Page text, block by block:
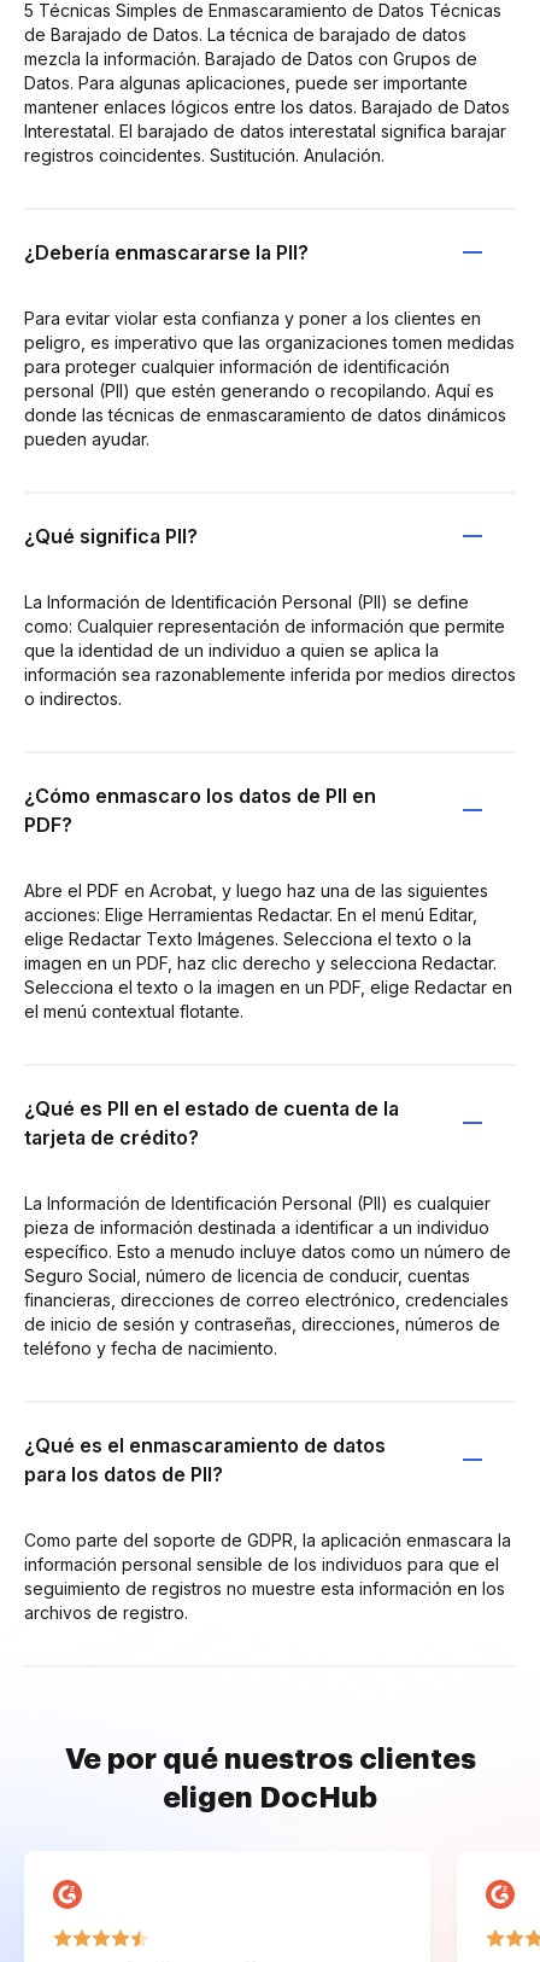
5 Técnicas Simples de Enmascaramiento de Datos Técnicas
de Barajado de Datos. La técnica de barajado de datos
mezcla la información. Barajado de Datos con Grupos de
Datos. Para algunas aplicaciones, puede ser importante
mantener enlaces lógicos entre los datos. Barajado de Datos
Interestatal. El barajado de datos interestatal significa barajar
registros coincidentes. Sustitución. Anulación.
¿Debería enmascararse la PII?
Para evitar violar esta confianza y poner a los clientes en
peligro, es imperativo que las organizaciones tomen medidas
para proteger cualquier información de identificación
personal (PII) que estén generando o recopilando. Aquí es
donde las técnicas de enmascaramiento de datos dinámicos
pueden ayudar.
¿Qué significa PII?
La Información de Identificación Personal (PII) se define
como: Cualquier representación de información que permite
que la identidad de un individuo a quien se aplica la
información sea razonablemente inferida por medios directos
o indirectos.
¿Cómo enmascaro los datos de PII en
PDF?
Abre el PDF en Acrobat, y luego haz una de las siguientes
acciones: Elige Herramientas Redactar. En el menú Editar,
elige Redactar Texto Imágenes. Selecciona el texto o la
imagen en un PDF, haz clic derecho y selecciona Redactar.
Selecciona el texto o la imagen en un PDF, elige Redactar en
el menú contextual flotante.
¿Qué es PII en el estado de cuenta de la
tarjeta de crédito?
La Información de Identificación Personal (PII) es cualquier
pieza de información destinada a identificar a un individuo
específico. Esto a menudo incluye datos como un número de
Seguro Social, número de licencia de conducir, cuentas
financieras, direcciones de correo electrónico, credenciales
de inicio de sesión y contraseñas, direcciones, números de
teléfono y fecha de nacimiento.
¿Qué es el enmascaramiento de datos
para los datos de PII?
Como parte del soporte de GDPR, la aplicación enmascara la
información personal sensible de los individuos para que el
seguimiento de registros no muestre esta información en los
archivos de registro.
Ve por qué nuestros clientes
eligen DocHub